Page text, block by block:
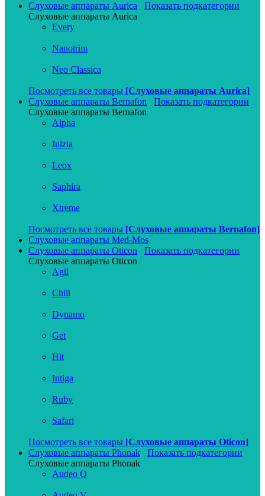
Слуховые аппараты Aurica
Показать подкатегории
Слуховые аппараты Aurica
Every
Nanotrim
Neo Classica
Посмотреть все товары [Слуховые аппараты Aurica]
Слуховые аппараты Bernafon
Показать подкатегории
Слуховые аппараты Bernafon
Alpha
Inizia
Leox
Saphira
Xtreme
Посмотреть все товары [Слуховые аппараты Bernafon]
Слуховые аппараты Med-Mos
Слуховые аппараты Oticon
Показать подкатегории
Слуховые аппараты Oticon
Agil
Chili
Dynamo
Get
Hit
Intiga
Ruby
Safari
Посмотреть все товары [Слуховые аппараты Oticon]
Слуховые аппараты Phonak
Показать подкатегории
Слуховые аппараты Phonak
Audeo Q